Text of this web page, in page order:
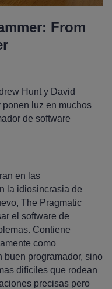
From
Hunt y David
luz en muchos
de software
en las
la idiosincrasia de
The Pragmatic
el software de
Contiene
como
buen programador, sino
difíciles que rodean
precisas pero